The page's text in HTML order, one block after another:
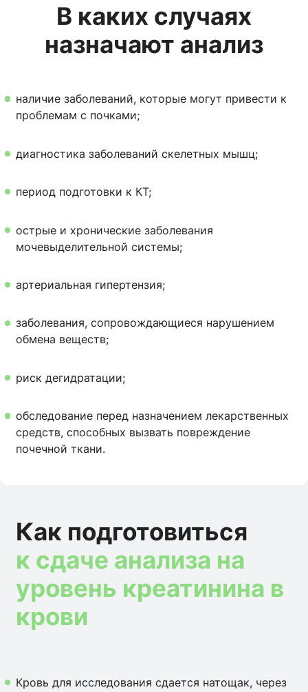
В каких случаях
назначают анализ
наличие заболеваний, которые могут привести к
проблемам с почками;
диагностика заболеваний скелетных мышц;
период подготовки к КТ;
острые и хронические заболевания
мочевыделительной системы;
артериальная гипертензия;
заболевания, сопровождающиеся нарушением
обмена веществ;
риск дегидратации;
обследование перед назначением лекарственных
средств, способных вызвать повреждение
почечной ткани.
Как подготовиться
к сдаче анализа на
уровень креатинина в
крови
Кровь для исследования сдается натощак, через